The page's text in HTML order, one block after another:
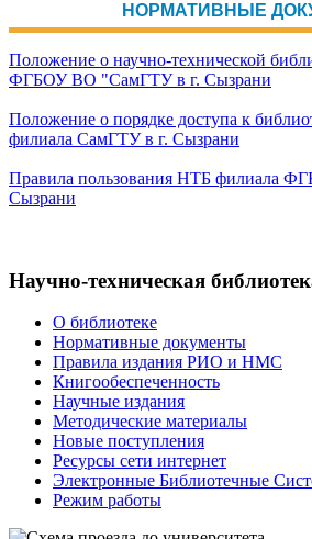
НОРМАТИВНЫЕ
Положение о научно-технической
ФГБОУ ВО "СамГТУ в г. Сызрани
Положение о порядке доступа к
филиала СамГТУ в г. Сызрани
Правила пользования НТБ филиала
Сызрани
Научно-техническая
О библиотеке
Нормативные документы
Правила издания РИО и НМС
Книгообеспеченность
Научные издания
Методические материалы
Новые поступления
Ресурсы сети интернет
Электронные Библиотечные
Режим работы